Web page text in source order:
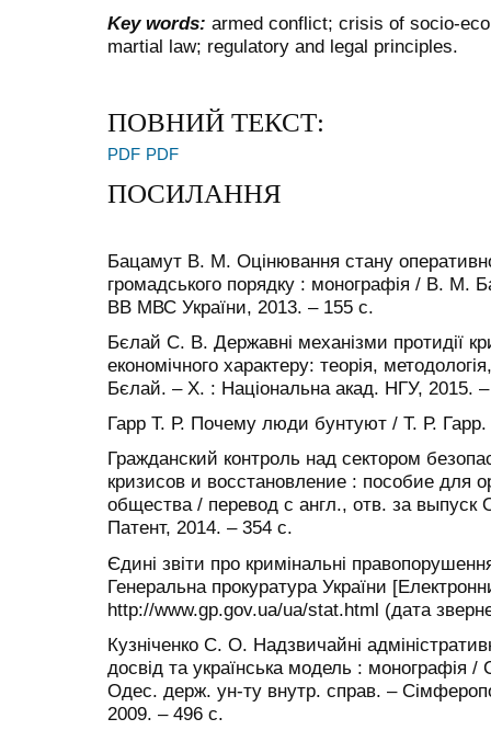
Key words: armed conflict; crisis of socio-
martial law; regulatory and legal principles.
ПОВНИЙ ТЕКСТ:
PDF PDF
ПОСИЛАННЯ
Бацамут В. М. Оцінювання стану
громадського порядку : монографія / В.
ВВ МВС України, 2013. – 155 с.
Бєлай С. В. Державні механізми протидії
економічного характеру: теорія,
Бєлай. – Х. : Національна акад. НГУ, 2015.
Гарр Т. Р. Почему люди бунтуют / Т. Р.
Гражданский контроль над сектором
кризисов и восстановление : пособие для
общества / перевод с англ., отв. за
Патент, 2014. – 354 с.
Єдині звіти про кримінальні
Генеральна прокуратура України
http://www.gp.gov.ua/ua/stat.html (дата
Кузніченко С. О. Надзвичайні
досвід та українська модель : монографія
Одес. держ. ун-ту внутр. справ. –
2009. – 496 с.